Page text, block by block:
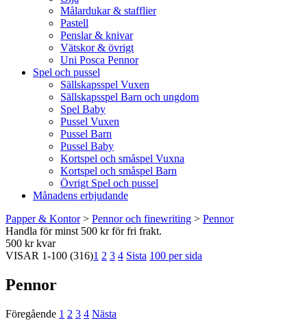
Målardukar & stafflier
Pastell
Penslar & knivar
Vätskor & övrigt
Uni Posca Pennor
Spel och pussel
Sällskapsspel Vuxen
Sällskapsspel Barn och ungdom
Spel Baby
Pussel Vuxen
Pussel Barn
Pussel Baby
Kortspel och småspel Vuxna
Kortspel och småspel Barn
Övrigt Spel och pussel
Månadens erbjudande
Papper & Kontor> Pennor och finewriting > Pennor
Handla för minst 500 kr för fri frakt.
500 kr kvar
VISAR 1-100 (316)1 2 3 4 Sista 100 per sida
Pennor
Föregående 1 2 3 4 Nästa